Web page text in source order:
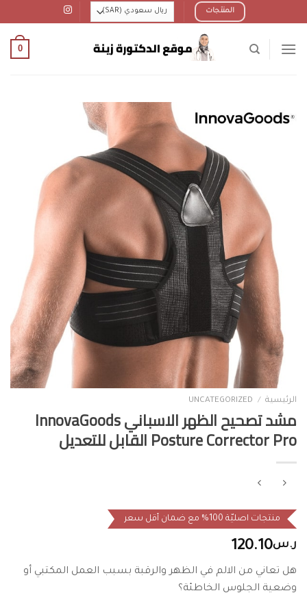
to
المنتجات
0
الرئيسية /
UNCATEGORIZED
مشد تصحيح الظهر الاسباني InnovaGoods
Posture Corrector Pro القابل للتعديل
منتجات اصليّة 100% مع ضمان أقل سعر
ر.س120.10
هل تعاني من الالم في الظهر والرقبة بسبب العمل المكتبي أو
وضعية الجلوس الخاطئة؟